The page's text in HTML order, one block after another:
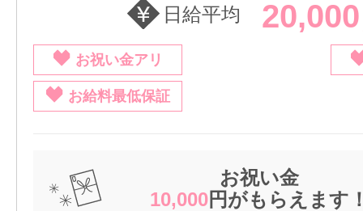
日給平均
お祝い金アリ
お給料最低保証
お祝い金
10,000円がもらえます